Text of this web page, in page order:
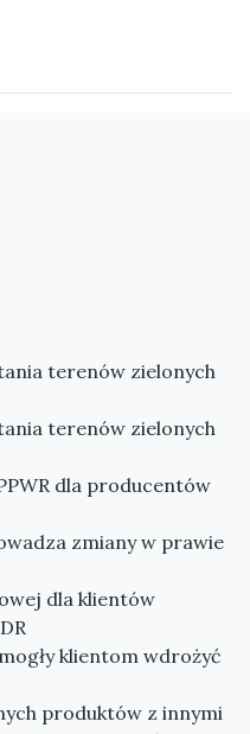
terenów zielonych
terenów zielonych
dla producentów
zmiany w prawie
dla klientów
klientom wdrożyć
produktów z innymi